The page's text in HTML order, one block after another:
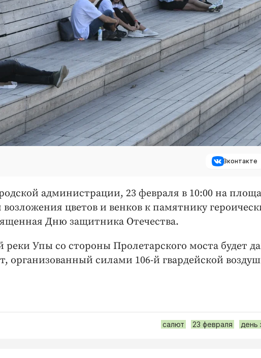
Вконтакте
администрации, 23 февраля в 10:00 на
цветов и венков к памятнику
Дню защитника Отечества.
реки Упы со стороны Пролетарского моста будет
организованный силами 106-й гвардейской
салют 23 февраля день